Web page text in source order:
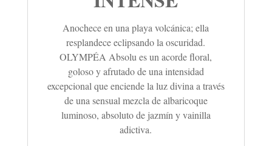
Anochece en una playa volcánica; ella
resplandece eclipsando la oscuridad.
OLYMPÉA Absolu es un acorde floral,
goloso y afrutado de una intensidad
excepcional que enciende la luz divina a través
de una sensual mezcla de albaricoque
luminoso, absoluto de jazmín y vainilla
adictiva.